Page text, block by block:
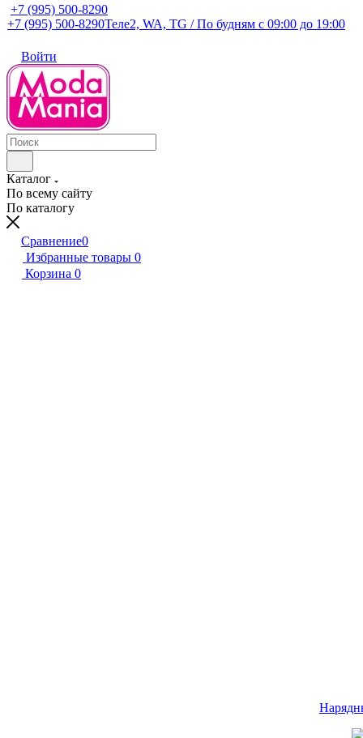
+7 (995) 500-8290
+7 (995) 500-8290Теле2, WA, TG / По будням c 09:00 до 19:00
Войти
Каталог
По всему сайту
По каталогу
Сравнение0
Избранные товары 0
Корзина 0